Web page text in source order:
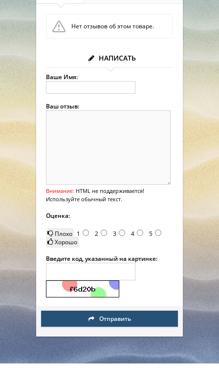
Нет отзывов об этом товаре.
НАПИСАТЬ
Ваше Имя:
Ваш отзыв:
Внимание: HTML не поддерживается!
Используйте обычный текст.
Оценка:
Плохо 1 2 3 4
5
Хорошо
Введите код, указанный на картинке:
Отправить